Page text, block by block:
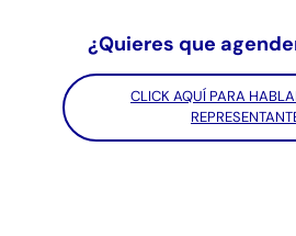
¿Quieres que
CLICK AQUÍ PARA